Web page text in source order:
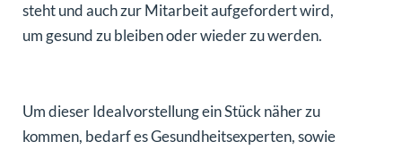
steht und auch zur Mitarbeit aufgefordert wird,
um gesund zu bleiben oder wieder zu werden.
Um dieser Idealvorstellung ein Stück näher zu
kommen, bedarf es Gesundheitsexperten, sowie